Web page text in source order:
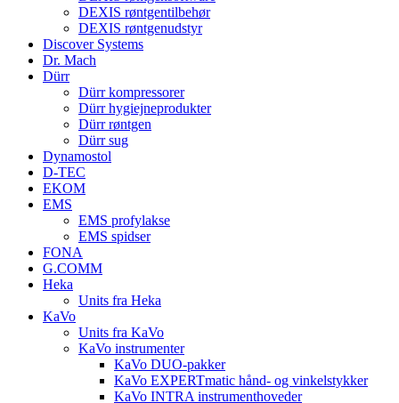
DEXIS røntgentilbehør
DEXIS røntgenudstyr
Discover Systems
Dr. Mach
Dürr
Dürr kompressorer
Dürr hygiejneprodukter
Dürr røntgen
Dürr sug
Dynamostol
D-TEC
EKOM
EMS
EMS profylakse
EMS spidser
FONA
G.COMM
Heka
Units fra Heka
KaVo
Units fra KaVo
KaVo instrumenter
KaVo DUO-pakker
KaVo EXPERTmatic hånd- og vinkelstykker
KaVo INTRA instrumenthoveder